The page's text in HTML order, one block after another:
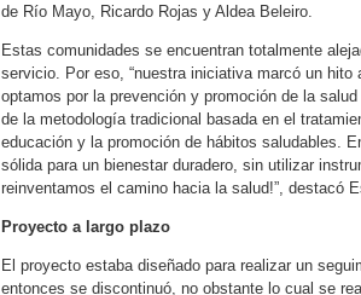
de Río Mayo, Ricardo Rojas y Aldea Beleiro.
Estas comunidades se encuentran totalmente
servicio. Por eso, “nuestra iniciativa marcó un
optamos por la prevención y promoción de la
de la metodología tradicional basada en el
educación y la promoción de hábitos saludables.
sólida para un bienestar duradero, sin utilizar
reinventamos el camino hacia la salud!”, destacó
Proyecto a largo plazo
El proyecto estaba diseñado para realizar un
entonces se discontinuó, no obstante lo cual se